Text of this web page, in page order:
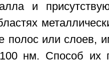
и
полос или слоев,
нм. Способ их